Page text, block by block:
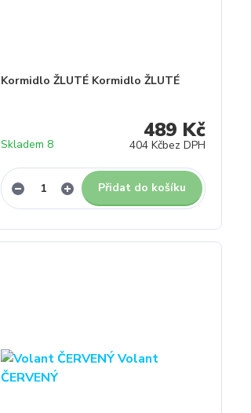
Kormidlo ŽLUTÉ Kormidlo ŽLUTÉ
489 Kč
404 Kčbez DPH
Skladem 8
Přidat do košíku